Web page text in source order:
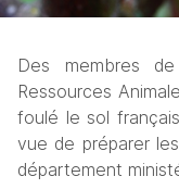
Des membres
Ressources
foulé le sol
vue de préparer
département